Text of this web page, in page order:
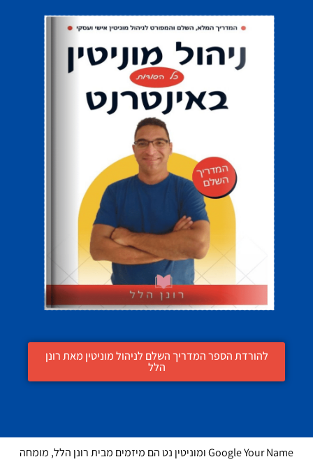
להורדת הספר המדריך השלם לניהול מוניטין מאת רונן
הלל
Google Your Name ומוניטין נט הם מיזמים מבית רונן הלל, מומחה